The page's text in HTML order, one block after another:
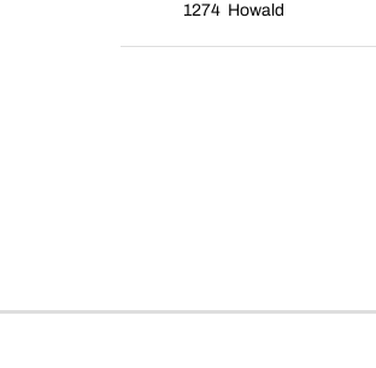
1274 Howald